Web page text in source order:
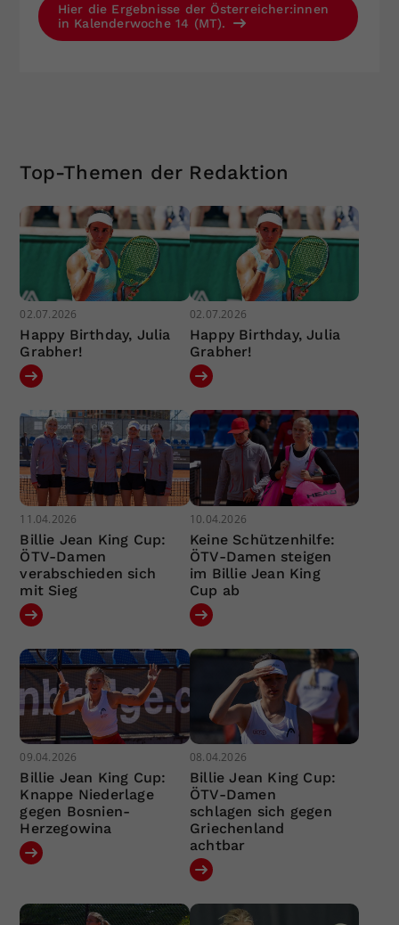
Hier die Ergebnisse der Österreicher:innen
in Kalenderwoche 14 (MT).
Top-Themen der Redaktion
02.07.2026
Happy Birthday, Julia
Grabher!
02.07.2026
Happy Birthday, Julia
Grabher!
11.04.2026
Billie Jean King Cup:
ÖTV-Damen
verabschieden sich
mit Sieg
10.04.2026
Keine Schützenhilfe:
ÖTV-Damen steigen
im Billie Jean King
Cup ab
09.04.2026
Billie Jean King Cup:
Knappe Niederlage
gegen Bosnien-
Herzegowina
08.04.2026
Billie Jean King Cup:
ÖTV-Damen
schlagen sich gegen
Griechenland
achtbar